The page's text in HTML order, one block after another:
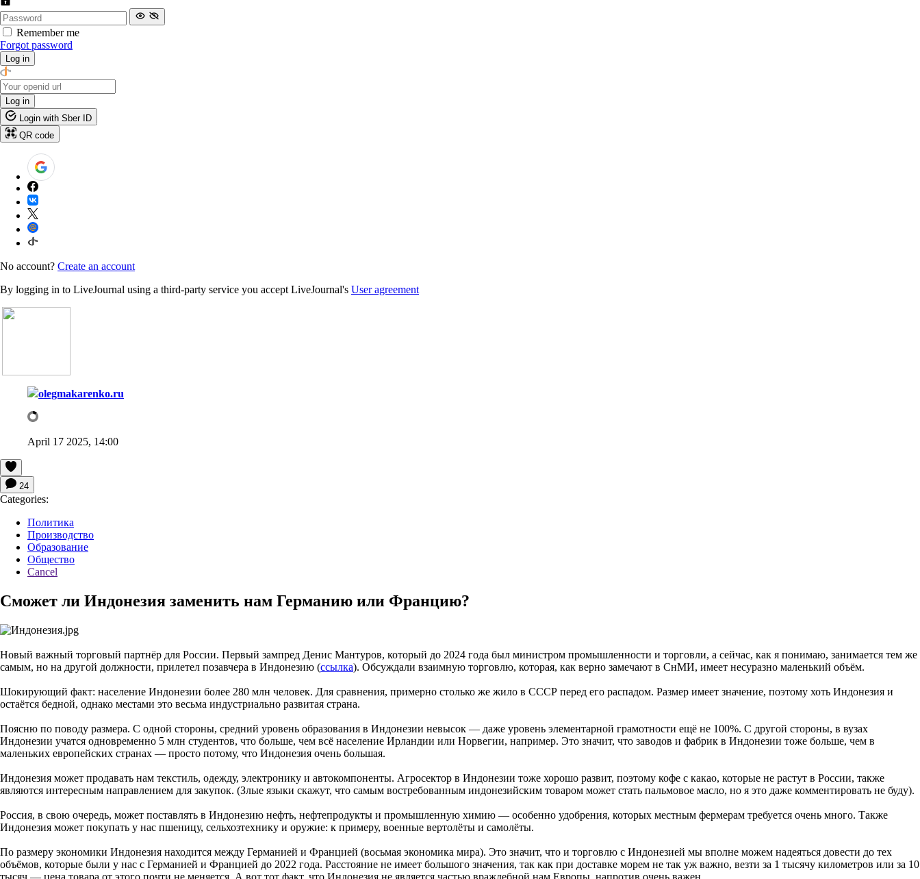
Remember me
Forgot password
Log in
Log in
Login with Sber ID
QR code
No account? Create an account
By logging in to LiveJournal using a third-party service you accept LiveJournal's User agreement
olegmakarenko.ru
April 17 2025, 14:00
24
Categories:
Политика
Производство
Образование
Общество
Cancel
Сможет ли Индонезия заменить нам Германию или Францию?
Новый важный торговый партнёр для России. Первый зампред Денис Мантуров, который до 2024 года был министром промышленности и торговли, а сейчас, как я понимаю, занимается тем же
самым, но на другой должности, прилетел позавчера в Индонезию (ссылка). Обсуждали взаимную торговлю, которая, как верно замечают в СнМИ, имеет несуразно маленький объём.
Шокирующий факт: население Индонезии более 280 млн человек. Для сравнения, примерно столько же жило в СССР перед его распадом. Размер имеет значение, поэтому хоть Индонезия и
остаётся бедной, однако местами это весьма индустриально развитая страна.
Поясню по поводу размера. С одной стороны, средний уровень образования в Индонезии невысок — даже уровень элементарной грамотности ещё не 100%. С другой стороны, в вузах
Индонезии учатся одновременно 5 млн студентов, что больше, чем всё население Ирландии или Норвегии, например. Это значит, что заводов и фабрик в Индонезии тоже больше, чем в
маленьких европейских странах — просто потому, что Индонезия очень большая.
Индонезия может продавать нам текстиль, одежду, электронику и автокомпоненты. Агросектор в Индонезии тоже хорошо развит, поэтому кофе с какао, которые не растут в России, также
являются интересным направлением для закупок. (Злые языки скажут, что самым востребованным индонезийским товаром может стать пальмовое масло, но я это даже комментировать не буду).
Россия, в свою очередь, может поставлять в Индонезию нефть, нефтепродукты и промышленную химию — особенно удобрения, которых местным фермерам требуется очень много. Также
Индонезия может покупать у нас пшеницу, сельхозтехнику и оружие: к примеру, военные вертолёты и самолёты.
По размеру экономики Индонезия находится между Германией и Францией (восьмая экономика мира). Это значит, что и торговлю с Индонезией мы вполне можем надеяться довести до тех
объёмов, которые были у нас с Германией и Францией до 2022 года. Расстояние не имеет большого значения, так как при доставке морем не так уж важно, везти за 1 тысячу километров или за 10
тысяч — цена товара от этого почти не меняется. А вот тот факт, что Индонезия не является частью враждебной нам Европы, напротив очень важен.